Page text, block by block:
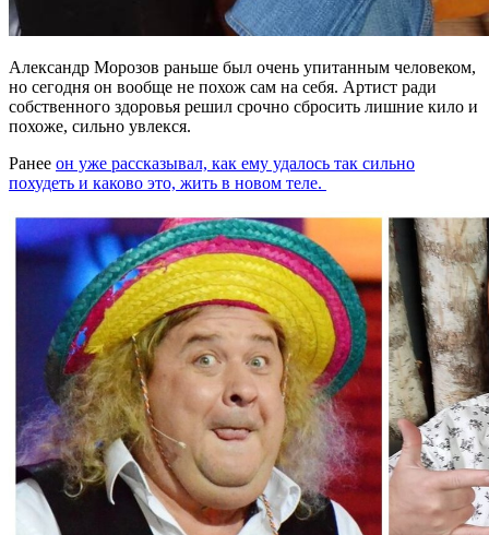
Александр Морозов раньше был очень упитанным человеком,
но сегодня он вообще не похож сам на себя. Артист ради
собственного здоровья решил срочно сбросить лишние кило и
похоже, сильно увлекся.
Ранее он уже рассказывал, как ему удалось так сильно
похудеть и каково это, жить в новом теле.